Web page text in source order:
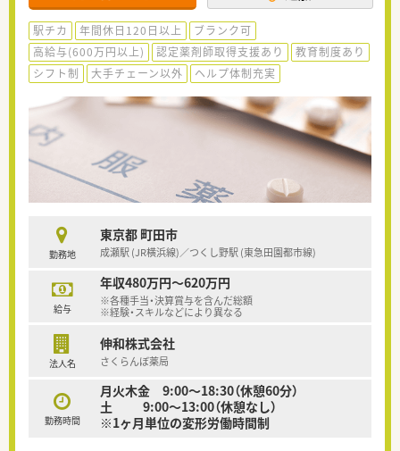
駅チカ 年間休日120日以上
ブランク可
高給与(600万円以上)
認定薬剤師取得支援あり
教育制度あり
シフト制
大手チェーン以外 ヘルプ体制充実
勤務地
東京都 町田市
成瀬駅 (JR横浜線)／つくし野駅 (東急田園都市線)
給与
年収480万円～620万円
※各種手当・決算賞与を含んだ総額
※経験・スキルなどにより異なる
法人名
伸和株式会社
さくらんぼ薬局
勤務時間
月火木金 9:00～18:30（休憩60分）
土 9:00～13:00（休憩なし）
※1ヶ月単位の変形労働時間制